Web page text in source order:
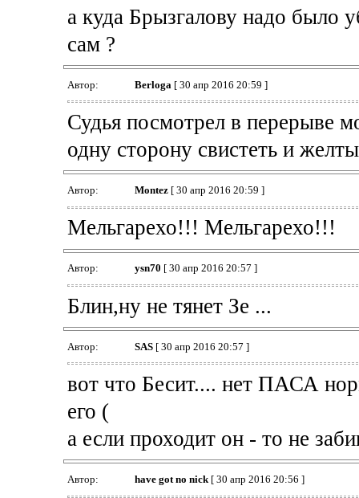
а куда Брызгалову надо было
сам ?
Автор: Berloga [ 30 апр 2016 20:59 ]
Судья посмотрел в перерыве
одну сторону свистеть и
Автор: Montez[ 30 апр 2016 20:59 ]
Мельгарехо!!! Мельгарехо!!!
Автор: ysn70 [ 30 апр 2016 20:57 ]
Блин,ну не тянет Зе ...
Автор: SAS[ 30 апр 2016 20:57 ]
вот что Бесит.... нет ПАСА
его (
а если проходит он - то не
Автор: have got no nick[ 30 апр 2016 20:56 ]